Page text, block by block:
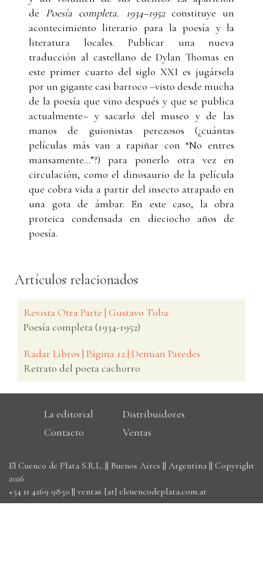
de Poesía completa. 1934–1952constituye un
acontecimiento literario para la poesía y la
literatura locales. Publicar una nueva
traducción al castellano de Dylan Thomas en
este primer cuarto del siglo XXI es jugársela
por un gigante casi barroco –visto desde mucha
de la poesía que vino después y que se publica
actualmente– y sacarlo del museo y de las
manos de guionistas perezosos (¿cuántas
películas más van a rapiñar con “No entres
mansamente...”?) para ponerlo otra vez en
circulación, como el dinosaurio de la película
que cobra vida a partir del insecto atrapado en
una gota de ámbar. En este caso, la obra
proteica condensada en dieciocho años de
poesía.
Artículos relacionados
Revista Otra Parte | Gustavo Toba
Poesía completa (1934-1952)
Radar Libros | Página 12 | Demian Paredes
Retrato del poeta cachorro
La editorial
Distribuidores
Contacto
Ventas
El Cuenco de Plata S.R.L. || Buenos Aires || Argentina || Copyright
2026
+54 11 4269 9850 || ventas [at] elcuencodeplata.com.ar